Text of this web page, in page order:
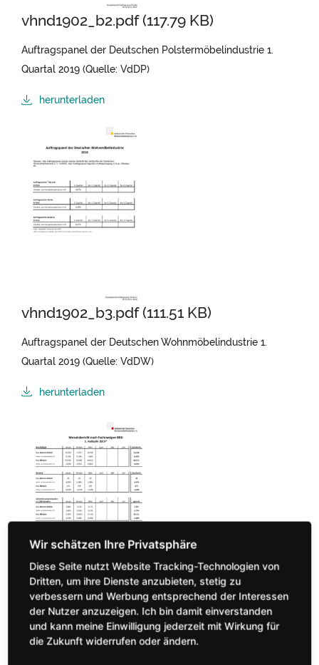
vhnd1902_b2.pdf (117.79 KB)
Auftragspanel der Deutschen Polstermöbelindustrie 1.
Quartal 2019 (Quelle: VdDP)
herunterladen
vhnd1902_b3.pdf (111.51 KB)
Auftragspanel der Deutschen Wohnmöbelindustrie 1.
Quartal 2019 (Quelle: VdDW)
herunterladen
vhnd1902_b4.pdf (116.46 KB)
Monatsbericht (Betriebe) zur Deutschen
Diese Seite nutzt Website Tracking-Technologien von
Dritten, um ihre Dienste anzubieten, stetig zu
verbessern und Werbung entsprechend der Interessen
der Nutzer anzuzeigen. Ich bin damit einverstanden
und kann meine Einwilligung jederzeit mit Wirkung für
die Zukunft widerrufen oder ändern.